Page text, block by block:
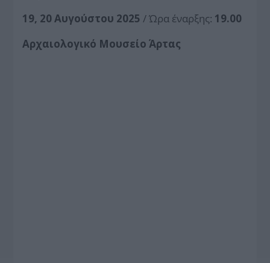
19, 20 Αυγούστου 2025 / Ώρα έναρξης: 19.00
Αρχαιολογικό Μουσείο Άρτας